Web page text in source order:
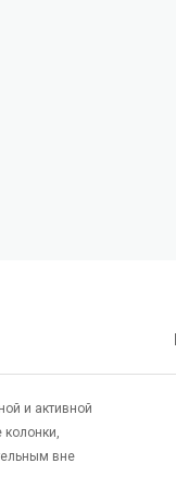
и активной
колонки,
вне